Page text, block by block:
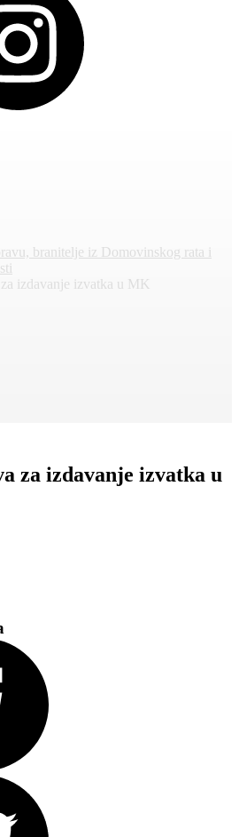
branitelje iz Domovinskog rata i
izdavanje izvatka u MK
za izdavanje izvatka u